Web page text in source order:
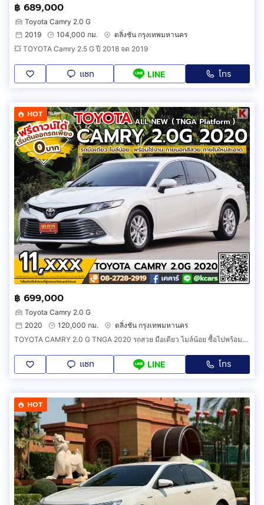
฿ 689,000
Toyota Camry 2.0 G
2019
104,000 กม.
ตลิ่งชัน กรุงเทพมหานคร
💥 TOYOTA Camry 2.5 G ปี 2018 จด 2019
แชท LINE โทร
HOT
฿ 699,000
Toyota Camry 2.0 G
2020
120,000 กม.
ตลิ่งชัน กรุงเทพมหานคร
TOYOTA CAMRY 2.0 G TNGA 2020 รถสวย มือเดียว ไมล์น้อย ซื้อไปพร้อมใช้ มีประวัติเข้าเช็คศูนย์
แชท LINE โทร
HOT